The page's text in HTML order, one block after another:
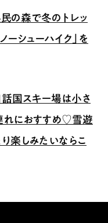
の森で冬のトレッ
ーシューハイク」を
話国スキー場は小さ
れにおすすめ♡雪遊
楽しみたいならこ